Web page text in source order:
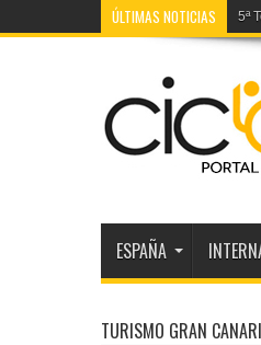
ÚLTIMAS NOTICIAS 5ª
ESPAÑA
TURISMO GRAN